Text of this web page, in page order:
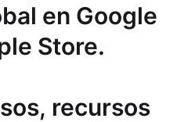
en Google
Store.
recursos